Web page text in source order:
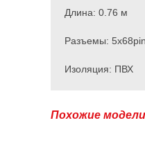
Длина: 0.76 м
Разъемы:
Изоляция: ПВХ
Похожие модели